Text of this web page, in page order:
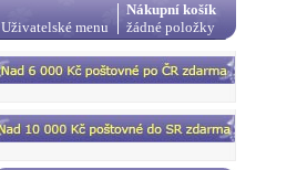
Nákupní košík
žádné položky
Uživatelské menu